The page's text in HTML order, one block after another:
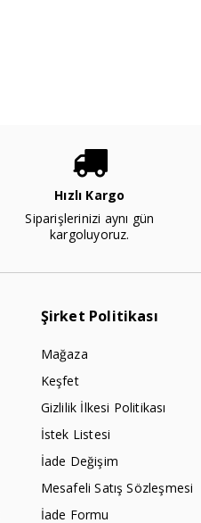
Hızlı Kargo
Siparişlerinizi aynı gün
kargoluyoruz.
Şirket Politikası
Mağaza
Keşfet
Gizlilik İlkesi Politikası
İstek Listesi
İade Değişim
Mesafeli Satış Sözleşmesi
İade Formu